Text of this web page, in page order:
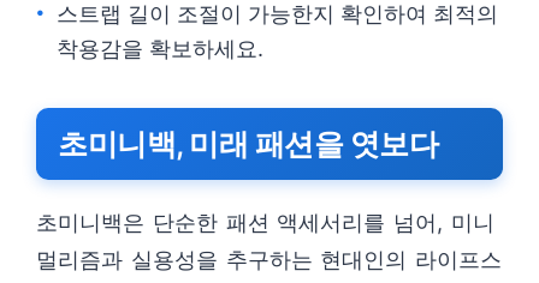
스트랩 길이 조절이 가능한지 확인하여 최적의
착용감을 확보하세요.
초미니백, 미래 패션을 엿보다
초미니백은 단순한 패션 액세서리를 넘어, 미니
멀리즘과 실용성을 추구하는 현대인의 라이프스